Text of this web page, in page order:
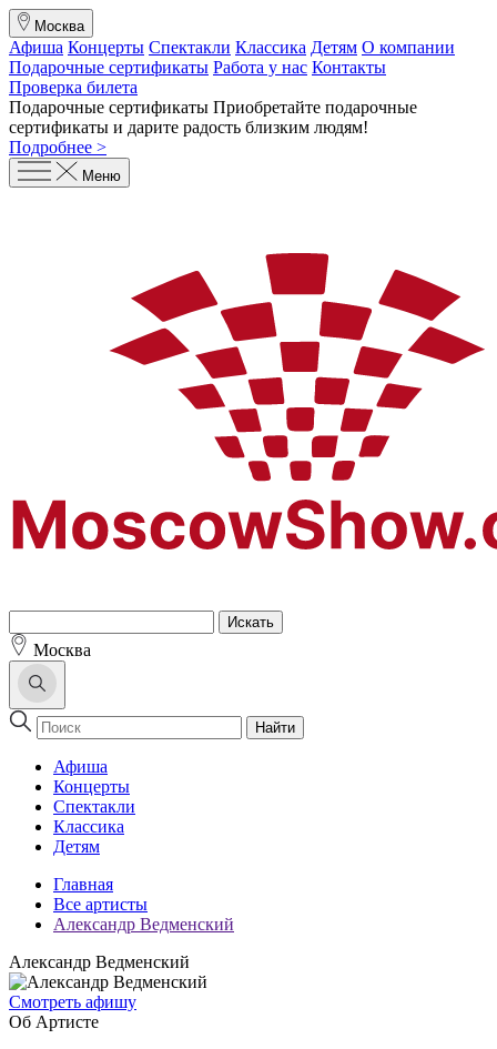
Москва
Афиша Концерты Спектакли Классика Детям О компании
Подарочные сертификаты Работа у нас Контакты
Проверка билета
Подарочные сертификаты Приобретайте подарочные
сертификаты и дарите радость близким людям!
Подробнее >
Меню
Москва
Найти
Афиша
Концерты
Спектакли
Классика
Детям
Главная
Все артисты
Александр Ведменский
Александр Ведменский
Cмотреть афишу
Об Артисте